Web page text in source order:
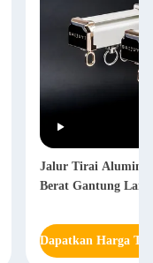
Jalur Tirai
Berat Gantung
Dapatkan Harga